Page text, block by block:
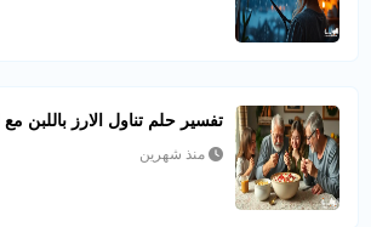
تفسير حلم تناول الارز باللبن مع
منذ شهرين